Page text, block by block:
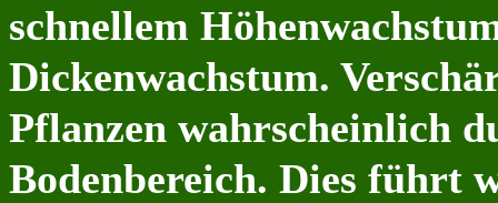
schnellem
Dickenwachstum.
Pflanzen wahrscheinlich
Bodenbereich. Dies führt